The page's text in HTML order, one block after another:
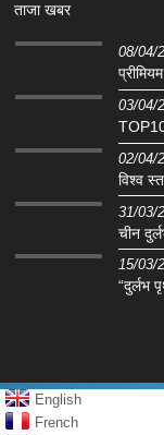
ताजा खबर
08/04/
03/04/
TOP10
02/04/
विश्व
31/03/
चीन
15/03/
“दुर्लभ
English
French